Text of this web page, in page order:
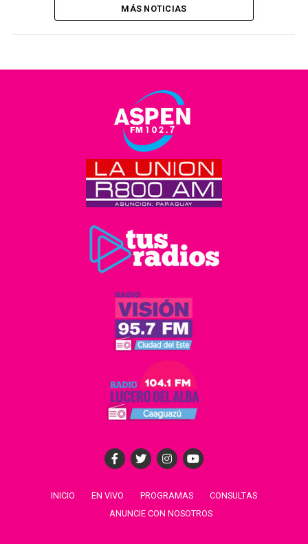
MÁS NOTICIAS
INICIO EN VIVO PROGRAMAS
CONSULTAS
ANUNCIE CON NOSOTROS